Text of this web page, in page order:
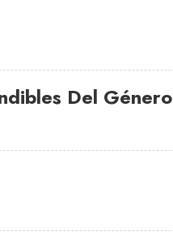
Del Género